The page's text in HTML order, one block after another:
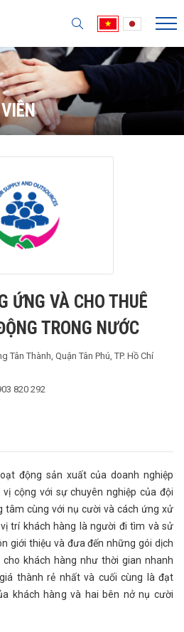
ỨNG VÀ CHO THUÊ
TRONG NƯỚC
Tân Thành, Quận Tân Phú, TP. Hồ Chí
820 292
động sản xuất của doanh nghiệp
cộng với sự chuyên nghiệp của đội
tâm cùng với nụ cười và cách ứng xử
trí khách hàng là người đi tìm và sử
giới thiệu và đưa đến những gói dịch
khách hàng như thời gian nhanh
thành rẻ nhất và cuối cùng là đạt
khách hàng và hai bên nở nụ cười